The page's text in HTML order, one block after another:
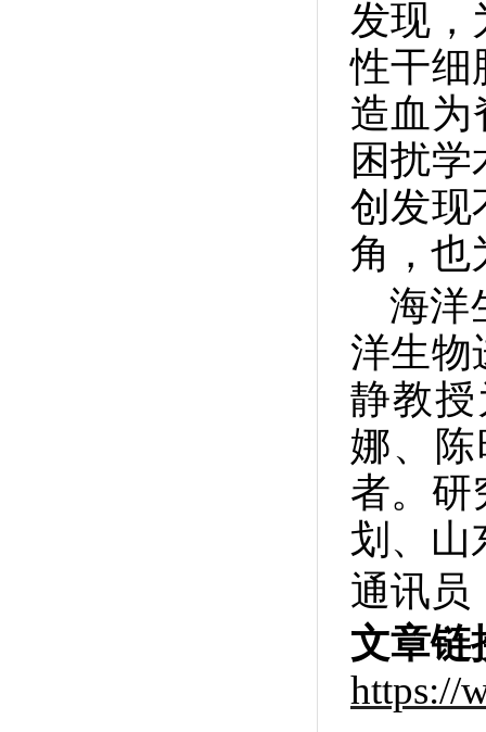
发现，
性干细
造血为
困扰
创发现
角，也
海洋
洋生物
静教
娜、
者。研
划、山
通讯
文章链
https://